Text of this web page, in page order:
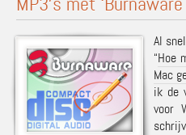
Al
“Hoe
Mac
ik de
voor